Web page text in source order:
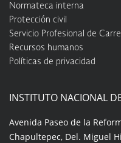
Normateca interna
Protección civil
Servicio Profesional de
Recursos humanos
Políticas de privacidad
INSTITUTO NACIONAL
Avenida Paseo de la
Chapultepec, Del. Miguel